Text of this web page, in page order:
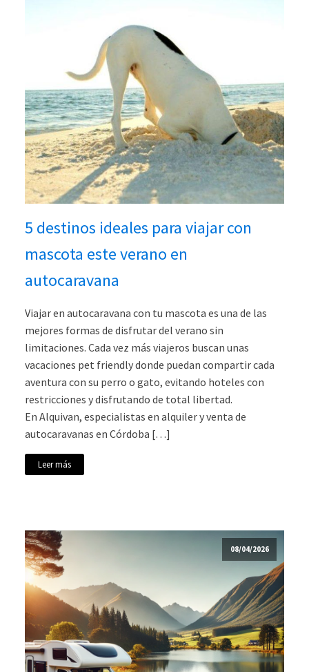
5 destinos ideales para viajar con
mascota este verano en
autocaravana
Viajar en autocaravana con tu mascota es una de las
mejores formas de disfrutar del verano sin
limitaciones. Cada vez más viajeros buscan unas
vacaciones pet friendly donde puedan compartir cada
aventura con su perro o gato, evitando hoteles con
restricciones y disfrutando de total libertad.
En Alquivan, especialistas en alquiler y venta de
autocaravanas en Córdoba […]
Leer más
08/04/2026